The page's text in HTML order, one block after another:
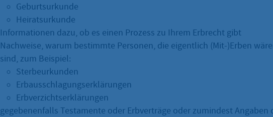
Geburtsurkunde
Heiratsurkunde
Informationen dazu, ob es einen Prozess zu Ihrem Erbrecht gibt
Nachweise, warum bestimmte Personen, die eigentlich (Mit-)Erben
sind, zum Beispiel:
Sterbeurkunden
Erbausschlagungserklärungen
Erbverzichtserklärungen
gegebenenfalls Testamente oder Erbverträge oder zumindest Angaben